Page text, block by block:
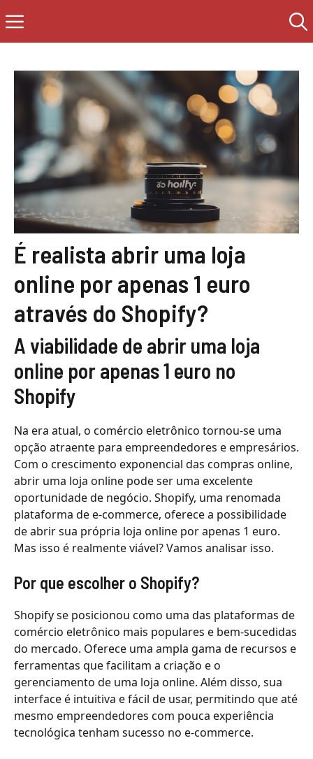
al
contenido
Menú
É realista abrir uma loja
online por apenas 1 euro
através do Shopify?
A viabilidade de abrir uma loja
online por apenas 1 euro no
Shopify
Na era atual, o comércio eletrônico tornou-se uma
opção atraente para empreendedores e empresários.
Com o crescimento exponencial das compras online,
abrir uma loja online pode ser uma excelente
oportunidade de negócio. Shopify, uma renomada
plataforma de e-commerce, oferece a possibilidade
de abrir sua própria loja online por apenas 1 euro.
Mas isso é realmente viável? Vamos analisar isso.
Por que escolher o Shopify?
Shopify se posicionou como uma das plataformas de
comércio eletrônico mais populares e bem-sucedidas
do mercado. Oferece uma ampla gama de recursos e
ferramentas que facilitam a criação e o
gerenciamento de uma loja online. Além disso, sua
interface é intuitiva e fácil de usar, permitindo que até
mesmo empreendedores com pouca experiência
tecnológica tenham sucesso no e-commerce.